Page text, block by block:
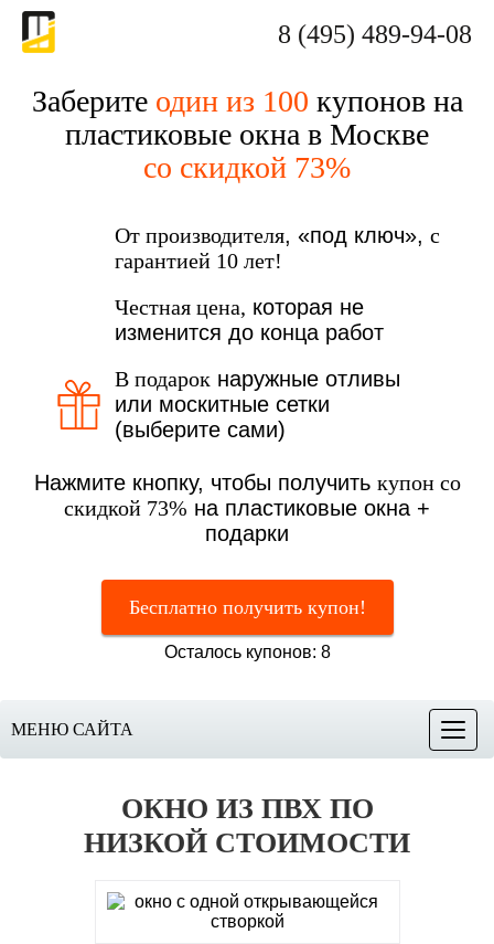
8 (495) 489-94-08
Заберите один из 100 купонов на
пластиковые окна в Москве
со скидкой 73%
От производителя, «под ключ», с
гарантией 10 лет!
Честная цена, которая не
изменится до конца работ
В подарок наружные отливы
или москитные сетки
(выберите сами)
Нажмите кнопку, чтобы получить купон со
скидкой 73% на пластиковые окна +
подарки
Бесплатно получить купон!
Осталось купонов: 8
Меню
МЕНЮ САЙТА
ОКНО ИЗ ПВХ ПО
НИЗКОЙ СТОИМОСТИ